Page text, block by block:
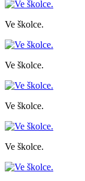
Ve školce.
Ve školce.
Ve školce.
Ve školce.